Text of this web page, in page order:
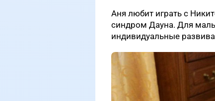
Аня любит играть с
синдром Дауна. Для
индивидуальные